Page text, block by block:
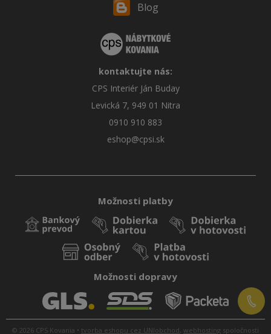
Blog
kontaktujte nás:
CPS Interiér Ján Buday
Levická 7, 949 01 Nitra
0910 910 883
eshop@cpsi.sk
Možnosti platby
Možnosti dopravy
© 2026 CPS Kovania • tvorba eshopu cez UNIobchod, webhosting spoločnosti